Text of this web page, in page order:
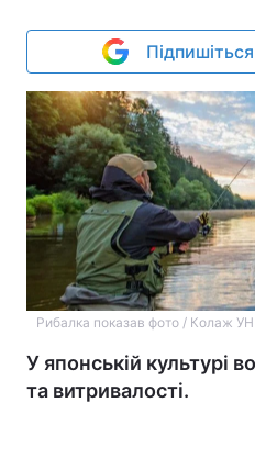
Рибалка показав фото / Колаж
У японській культурі
та витривалості.